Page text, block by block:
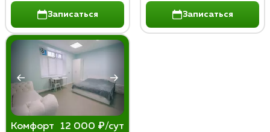
Записаться Записаться
Комфорт 12 000 ₽/сут